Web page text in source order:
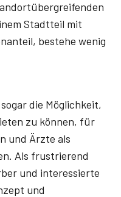
Stadtteil mit
bestehe wenig
die Möglichkeit,
zu können, für
und Ärzte als
Als frustrierend
und interessierte
und